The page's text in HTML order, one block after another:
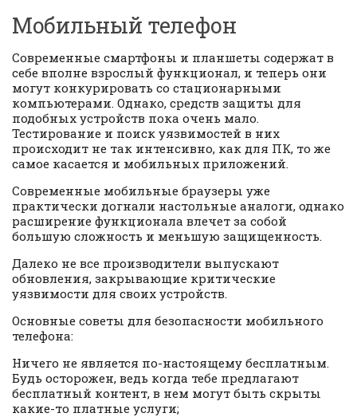
Мобильный телефон
Современные смартфоны и планшеты содержат в
себе вполне взрослый функционал, и теперь они
могут конкурировать со стационарными
компьютерами. Однако, средств защиты для
подобных устройств пока очень мало.
Тестирование и поиск уязвимостей в них
происходит не так интенсивно, как для ПК, то же
самое касается и мобильных приложений.
Современные мобильные браузеры уже
практически догнали настольные аналоги, однако
расширение функционала влечет за собой
большую сложность и меньшую защищенность.
Далеко не все производители выпускают
обновления, закрывающие критические
уязвимости для своих устройств.
Основные советы для безопасности мобильного
телефона:
Ничего не является по-настоящему бесплатным.
Будь осторожен, ведь когда тебе предлагают
бесплатный контент, в нем могут быть скрыты
какие-то платные услуги;